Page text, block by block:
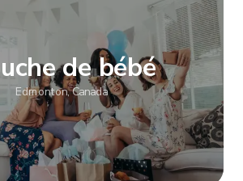
de bébé
Edmonton, Canada